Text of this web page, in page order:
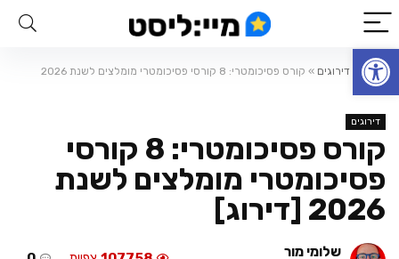
פתח סרגל נגישות
ראשי דירוגים »
קורס פסיכומטרי: 8 קורסי פסיכומטרי מומלצים לשנת 2026
[דירוג]
דירוגים
קורס פסיכומטרי: 8 קורסי
פסיכומטרי מומלצים לשנת
2026 [דירוג]
שלומי מור